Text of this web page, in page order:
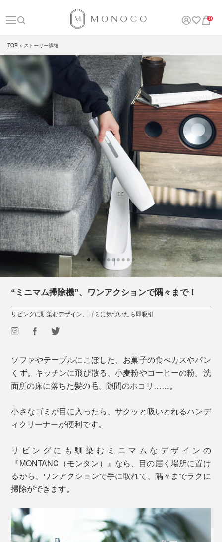
0
TOP ストーリー詳細
“ミニマム掃除機”、ワンアクションで隅々まで！
リビングに馴染むデザイン、ゴミに気づいたら即吸引
ソファやテーブルにこぼした、お菓子の食べカスやパン
くず。キッチンに飛び散る、小麦粉やコーヒーの粉。洗
面所の床に落ちた髪の毛、隙間のホコリ……。
小さなゴミが目に入ったら、サクッと吸いとれるハンデ
ィクリーナーが便利です。
リビングにも馴染むミニマムなデザインの
『MONTANC（モンタン）』なら、目の届く場所に置け
るから、ワンアクションで手に取れて、隅々までラクに
掃除ができます。